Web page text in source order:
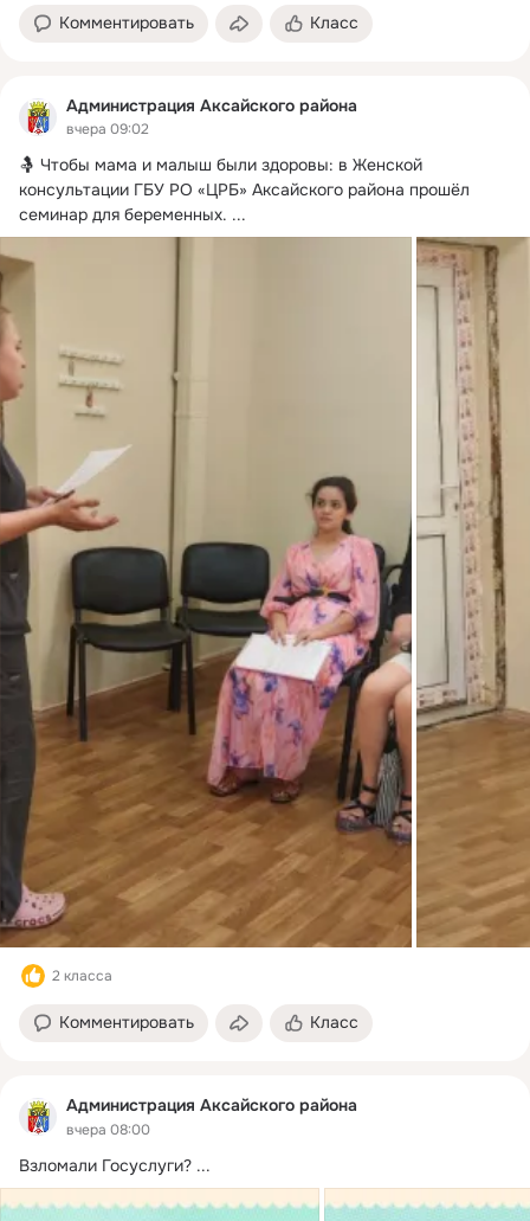
Комментировать Класс
Администрация Аксайского района
вчера 09:02
🤱 Чтобы мама и малыш были здоровы: в Женской
консультации ГБУ РО «ЦРБ» Аксайского района прошёл
семинар для беременных. ...
2 класса
Комментировать Класс
Администрация Аксайского района
вчера 08:00
Взломали Госуслуги? ...